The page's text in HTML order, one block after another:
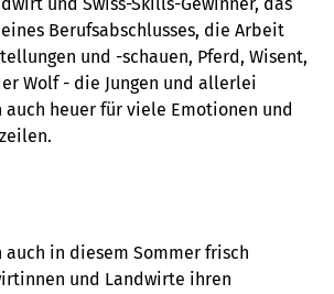
Berufsabschlusses, die Arbeit
und -schauen, Pferd, Wisent,
Wolf - die Jungen und allerlei
auch heuer für viele Emotionen und
in diesem Sommer frisch
und Landwirte ihren